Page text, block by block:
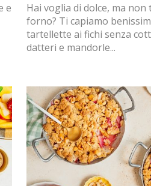
e
Hai voglia di dolce, ma non
forno? Ti capiamo
tartellette ai fichi senza
datteri e mandorle...